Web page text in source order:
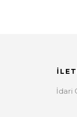
İdari